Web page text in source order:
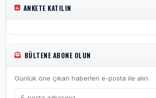
ANKETE KATILIN
BÜLTENE ABONE OLUN
Günlük öne çıkan haberleri e-posta ile alın.